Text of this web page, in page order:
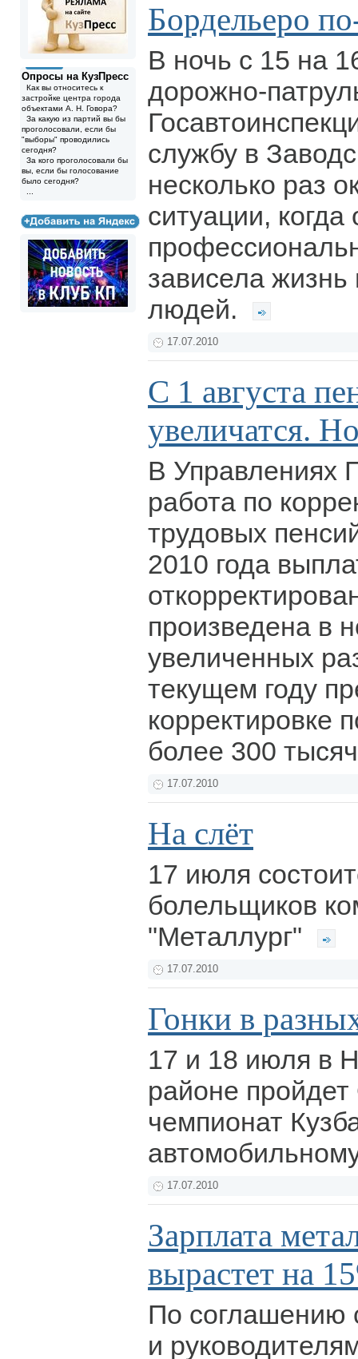
Опросы на КузПресс
Как вы относитесь к
застройке центра города
объектами А. Н. Говора?
За какую из партий вы бы
проголосовали, если бы
"выборы" проводились
сегодня?
За кого проголосовали бы
вы, если бы голосование
было сегодня?
Бордельеро
В ночь с 15 на
дорожно-
службу в
несколько раз
ситуации, когда
зависела жизнь
людей.
17.07.2010
С 1 августа
увеличатся.
В Управлениях
работа по
трудовых
2010 года
произведена в
увеличенных
текущем году
корректировке
более 300
17.07.2010
На слёт
17 июля
болельщиков
"Металлург"
17.07.2010
Гонки в
17 и 18 июля в
районе
чемпионат
17.07.2010
Зарплата
вырастет на
По соглашению
и